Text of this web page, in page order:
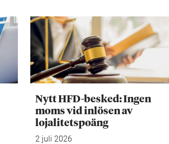
Nytt HFD-besked: Ingen
moms vid inlösen av
lojalitetspoäng
2 juli 2026